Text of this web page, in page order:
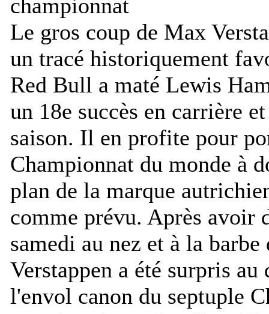
Le gros coup de Max
un tracé historiquement
Red Bull a maté Lewis
un 18e succès en carrière
saison. Il en profite pour
Championnat du monde à
plan de la marque
comme prévu. Après avoir
samedi au nez et à la
Verstappen a été surpris
l'envol canon du septuple